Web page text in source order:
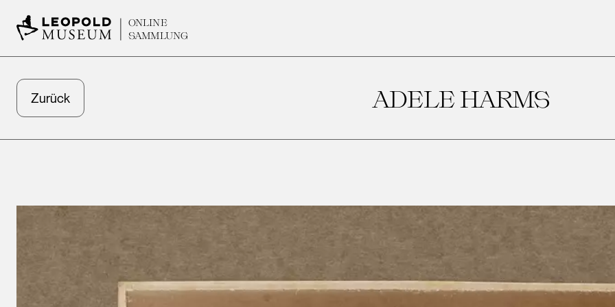
ONLINE
SAMMLUNG
Zurück ADELE HARMS